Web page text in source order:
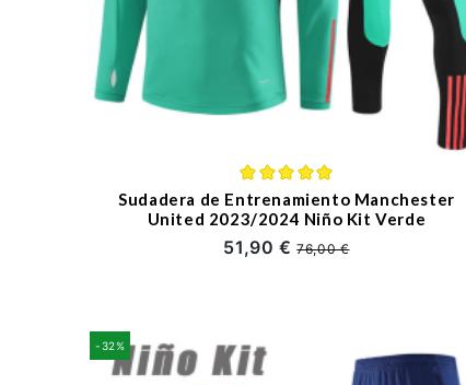
Sudadera de Entrenamiento Manchester
United 2023/2024 Niño Kit Verde
51,90 €76,00 €
-32%